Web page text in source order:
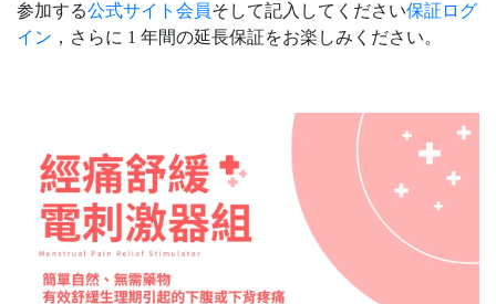
参加する公式サイト会員そして記入してください保証ログ
イン ，さらに 1 年間の延長保証をお楽しみください。